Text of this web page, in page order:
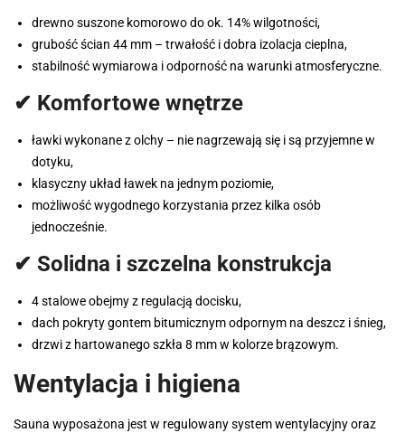
drewno suszone komorowo do ok. 14% wilgotności,
grubość ścian 44 mm – trwałość i dobra izolacja cieplna,
stabilność wymiarowa i odporność na warunki atmosferyczne.
✔ Komfortowe wnętrze
ławki wykonane z olchy – nie nagrzewają się i są przyjemne w
dotyku,
klasyczny układ ławek na jednym poziomie,
możliwość wygodnego korzystania przez kilka osób
jednocześnie.
✔ Solidna i szczelna konstrukcja
4 stalowe obejmy z regulacją docisku,
dach pokryty gontem bitumicznym odpornym na deszcz i śnieg,
drzwi z hartowanego szkła 8 mm w kolorze brązowym.
Wentylacja i higiena
Sauna wyposażona jest w regulowany system wentylacyjny oraz